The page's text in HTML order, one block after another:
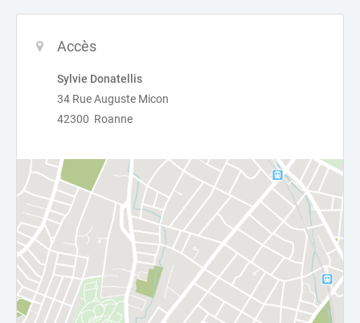
Accès
Sylvie Donatellis
34 Rue Auguste Micon
42300 Roanne